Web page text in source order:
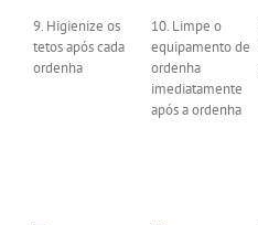
9. Higienize os
tetos após cada
ordenha
10. Limpe o
equipamento de
ordenha
imediatamente
após a ordenha